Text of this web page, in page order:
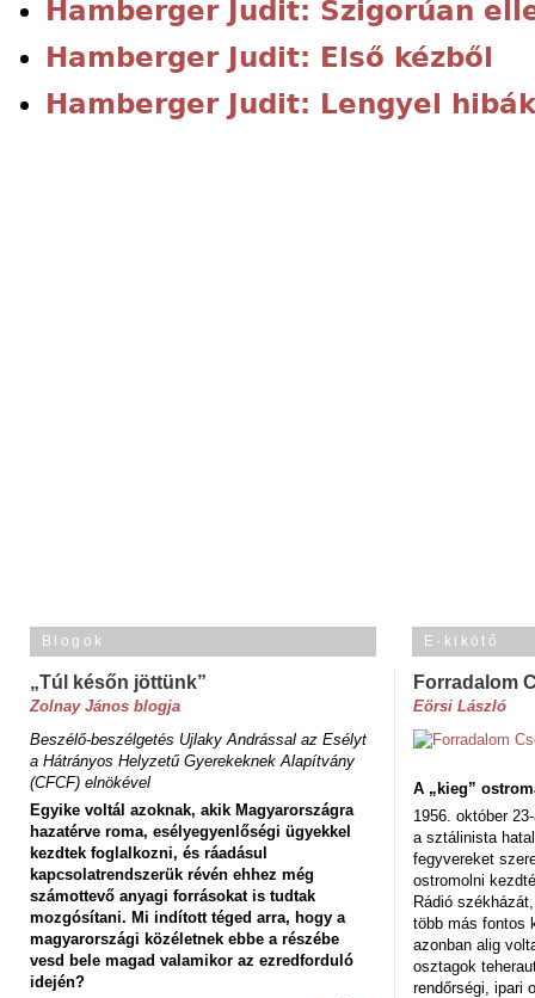
Hamberger Judit: Szigorúan
Hamberger Judit: Első kézből
Hamberger Judit: Lengyel hibák
Blogok
„Túl későn jöttünk”
Zolnay János blogja
Beszélő-beszélgetés Ujlaky Andrással az Esélyt
a Hátrányos Helyzetű Gyerekeknek Alapítvány
(CFCF) elnökével
Egyike voltál azoknak, akik Magyarországra
hazatérve roma, esélyegyenlőségi ügyekkel
kezdtek foglalkozni, és ráadásul
kapcsolatrendszerük révén ehhez még
számottevő anyagi forrásokat is tudtak
mozgósítani. Mi indított téged arra, hogy a
magyarországi közéletnek ebbe a részébe
vesd bele magad valamikor az ezredforduló
idején?
E-kikötő
Forradalom
Eörsi László
A „kieg”
1956. október
a sztálinista
fegyvereket
ostromolni
Rádió
több más fontos
azonban alig
osztagok
rendőrségi, ipari